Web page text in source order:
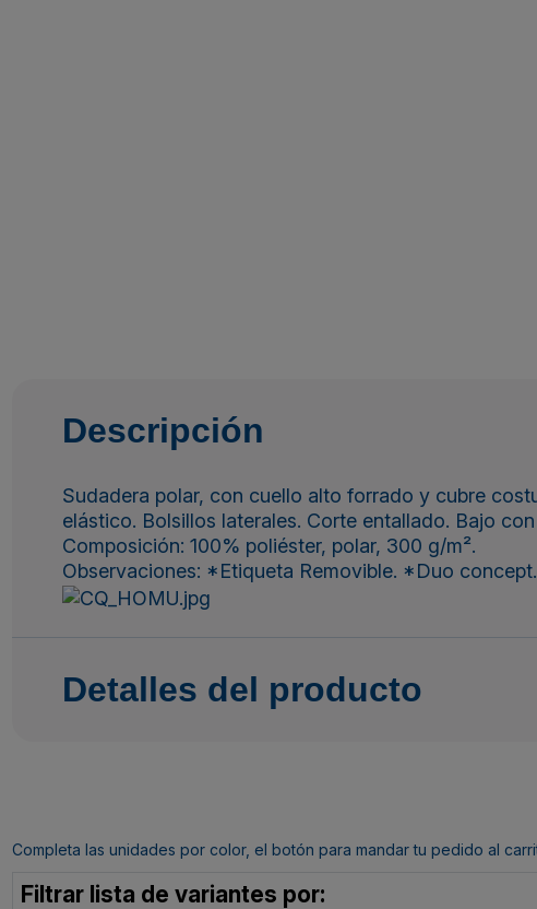
Descripción
Sudadera polar, con cuello alto forrado y cubre
elástico. Bolsillos laterales. Corte entallado. Bajo
Composición: 100% poliéster, polar, 300 g/m².
Observaciones: *Etiqueta Removible. *Duo concept.
Detalles del producto
Completa las unidades por color, el botón para mandar tu pedido al
Filtrar lista de variantes por: